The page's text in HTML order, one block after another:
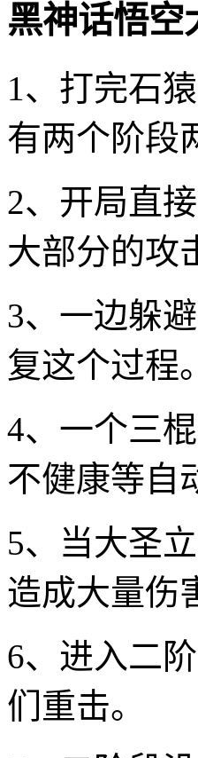
黑神话悟空
1、打完石
有两个阶段
2、开局直
大部分的攻
3、一边躲
复这个过程。
4、一个三
不健康等自
5、当大圣
造成大量伤
6、进入二
们重击。